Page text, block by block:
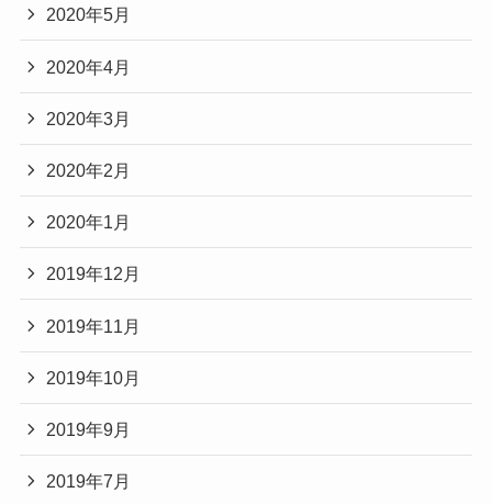
2020年5月
2020年4月
2020年3月
2020年2月
2020年1月
2019年12月
2019年11月
2019年10月
2019年9月
2019年7月